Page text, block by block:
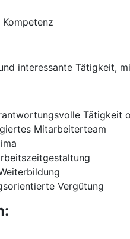
interessante Tätigkeit,
Tätigkeit
Mitarbeiterteam
Vergütung